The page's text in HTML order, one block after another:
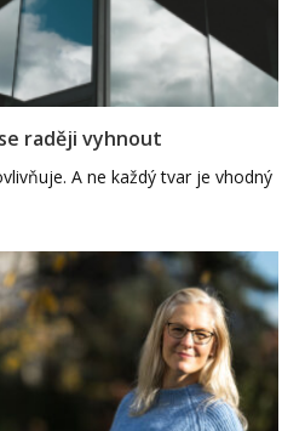
raději vyhnout
A ne každý tvar je vhodný